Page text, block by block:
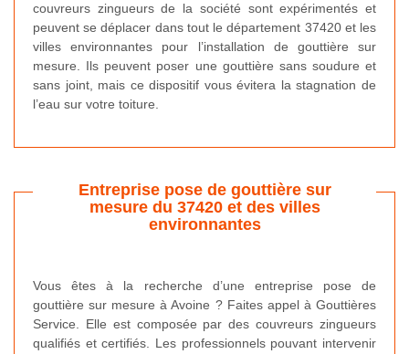
couvreurs zingueurs de la société sont expérimentés et
peuvent se déplacer dans tout le département 37420 et les
villes environnantes pour l’installation de gouttière sur
mesure. Ils peuvent poser une gouttière sans soudure et
sans joint, mais ce dispositif vous évitera la stagnation de
l’eau sur votre toiture.
Entreprise pose de gouttière sur
mesure du 37420 et des villes
environnantes
Vous êtes à la recherche d’une entreprise pose de
gouttière sur mesure à Avoine ? Faites appel à Gouttières
Service. Elle est composée par des couvreurs zingueurs
qualifiés et certifiés. Les professionnels pouvant intervenir